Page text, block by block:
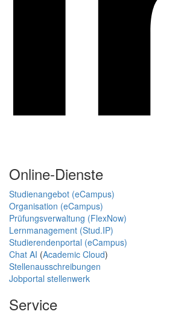
Online-Dienste
Studienangebot (eCampus)
Organisation (eCampus)
Prüfungsverwaltung (FlexNow)
Lernmanagement (Stud.IP)
Studierendenportal (eCampus)
Chat AI (Academic Cloud)
Stellenausschreibungen
Jobportal stellenwerk
Service